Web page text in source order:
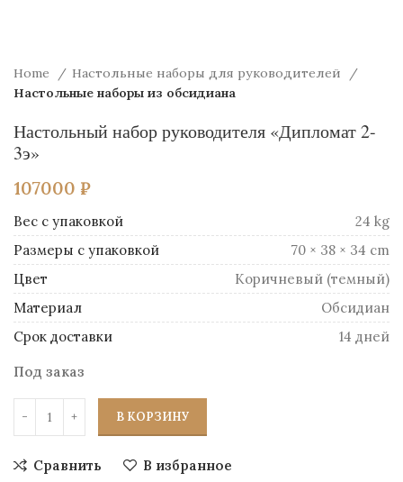
Home
Настольные наборы для руководителей
Настольные наборы из обсидиана
Настольный набор руководителя «Дипломат 2-
3э»
107000 ₽
Вес
24 kg
Размеры
70 × 38 × 34 cm
Цвет
Коричневый (темный)
Материал
Обсидиан
Срок доставки
14 дней
Под заказ
В КОРЗИНУ
Сравнить В избранное